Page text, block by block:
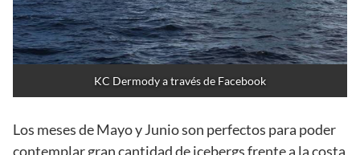
KC Dermody a través de Facebook
Los meses de Mayo y Junio son perfectos para poder
contemplar gran cantidad de icebergs frente a la costa